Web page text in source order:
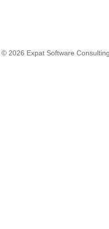
© 2026 Expat Software